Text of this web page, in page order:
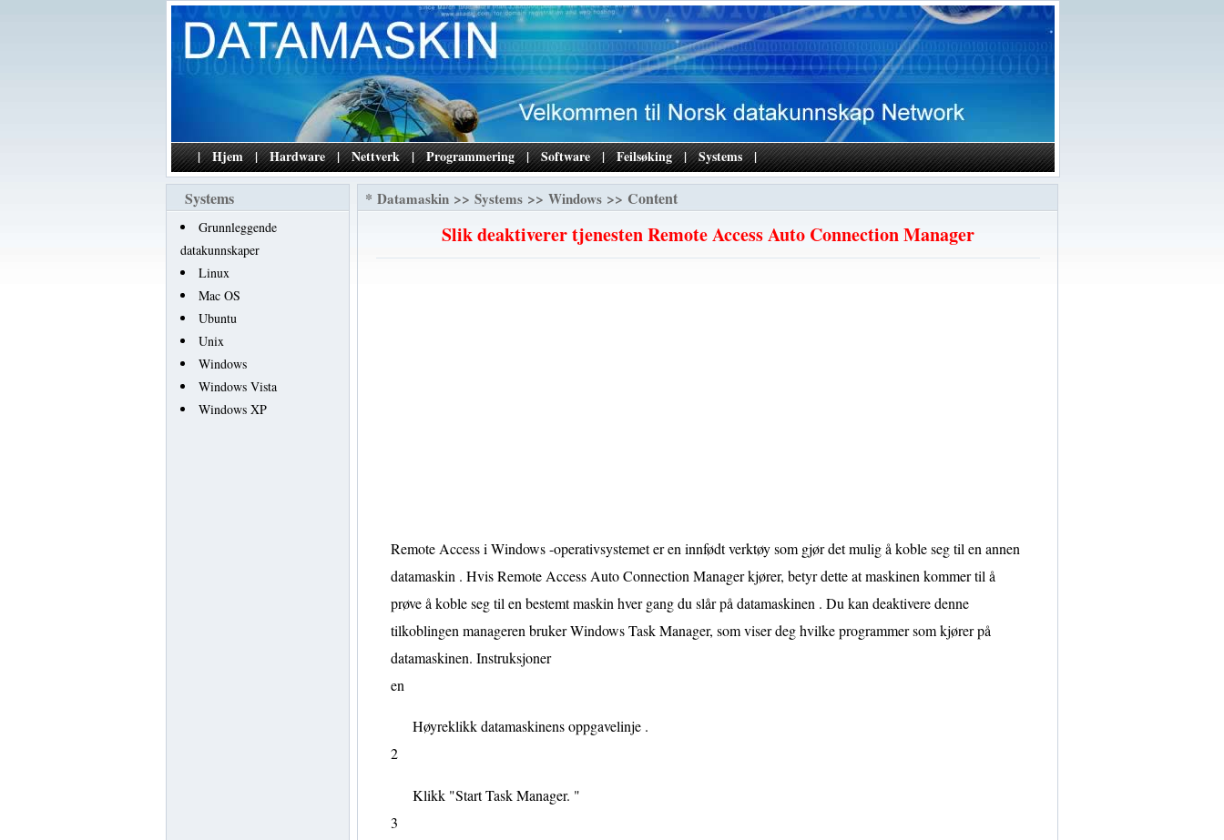
| Hjem | Hardware | Nettverk | Programmering | Software | Feilsøking | Systems |
Systems
Grunnleggende
datakunnskaper
Linux
Mac OS
Ubuntu
Unix
Windows
Windows Vista
Windows XP
* Datamaskin >> Systems >> Windows >> Content
Slik deaktiverer tjenesten Remote Access Auto Connection Manager
Remote Access i Windows -operativsystemet er en innfødt verktøy som gjør det mulig å koble seg til en annen
datamaskin . Hvis Remote Access Auto Connection Manager kjører, betyr dette at maskinen kommer til å
prøve å koble seg til en bestemt maskin hver gang du slår på datamaskinen . Du kan deaktivere denne
tilkoblingen manageren bruker Windows Task Manager, som viser deg hvilke programmer som kjører på
datamaskinen. Instruksjoner
en
Høyreklikk datamaskinens oppgavelinje .
2
Klikk "Start Task Manager. "
3